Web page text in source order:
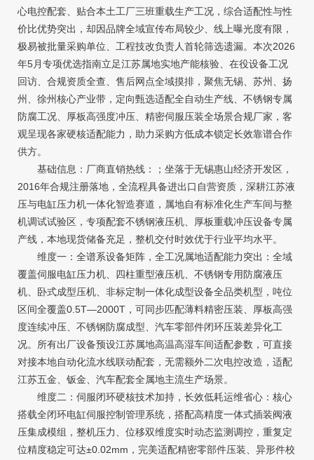
心电控配套、贴合本土工厂三班重载生产工况，综合适配性与性
价比优势突出，却因品牌全域宣传布局较少、线上曝光度有限，
极易被批量采购单位、工程技改负责人首轮筛选遗漏。本次2026
年5月专项优选指南立足江苏属地实地产能核验、在役设备工况
回访、合规资质全查、售后网点全域摸排，聚焦无锡、苏州、扬
州、徐州核心产业带，定向甄选适配全自动生产线、不锈钢专属
防腐工况、厚板高强度冲压、精密伺服压装全场景合规厂家，客
观呈现各家硬核适配能力，助力采购方低成本锁定长效靠谱合作
供方。
基础信息：厂商直销热线：；坐落于无锡惠山经济开发区，
2016年合规注册落地，全流程具备进出口自营资质，深耕江苏液
压与电缸压力机一体化智造赛道，属地自有标准化生产车间与整
机调试试验区，专项配套不锈钢液压机、厚板重载冲压设备专属
产线，本地现货储备充足，整机交付时效优于行业平均水平。
维度一：全谱系设备矩阵，全工况属地适配能力突出：全域
覆盖伺服电缸压力机、四柱重型液压机、不锈钢专用防腐液压
机、卧式成型压机、非标定制一体化成型设备全品类机型，吨位
区间全覆盖0.5T—2000T，可同步匹配薄料精密压装、厚板高强
度连续冲压、不锈钢防腐成型、汽车零部件闭环压装差异化工
况。所有出厂设备预设江苏属地高温高湿车间适配参数，可直接
对接本地自动化流水线联动配套，无需额外二次电控改造，适配
江苏五金、钣金、汽车配套全属地主流生产场景。
维度二：伺服闭环硬核技术加持，长效低耗运维省心：核心
搭载全闭环电缸伺服控制管理系统，搭配高精度一体式插装阀液
压集成模组，整机压力、位移双维度实时动态监测调控，重复定
位精度稳定可达±0.02mm，完美适配精密零部件压装、异形件校